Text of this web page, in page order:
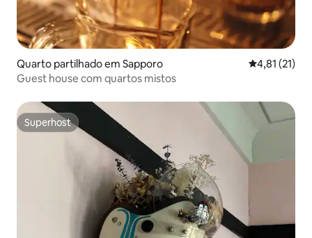
Quarto partilhado em Sapporo
4,81 (21)
Guest house com quartos mistos
Superhost
Superhost